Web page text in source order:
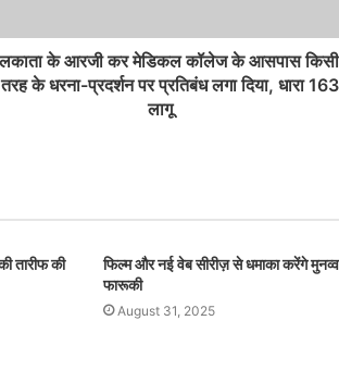
के आरजी कर मेडिकल कॉलेज के आसपास किसी
के धरना-प्रदर्शन पर प्रतिबंध लगा दिया, धारा 163
लागू
तारीफ की
फिल्म और नई वेब सीरीज़ से धमाका करेंगे
फारूकी
August 31, 2025